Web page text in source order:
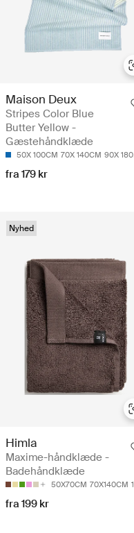
Maison Deux
Stripes Color Blue
Butter Yellow -
Gæstehåndklæde
50X 100CM 70X 140CM 90X 180CM
fra 179 kr
Nyhed
Himla
Maxime-håndklæde -
Badehåndklæde
50X70CM 70X140CM 100X150CM
fra 199 kr